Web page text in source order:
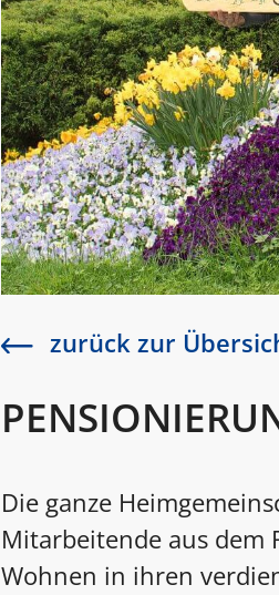
zurück zur
Die ganze
Mitarbeitende aus dem
Wohnen in ihren